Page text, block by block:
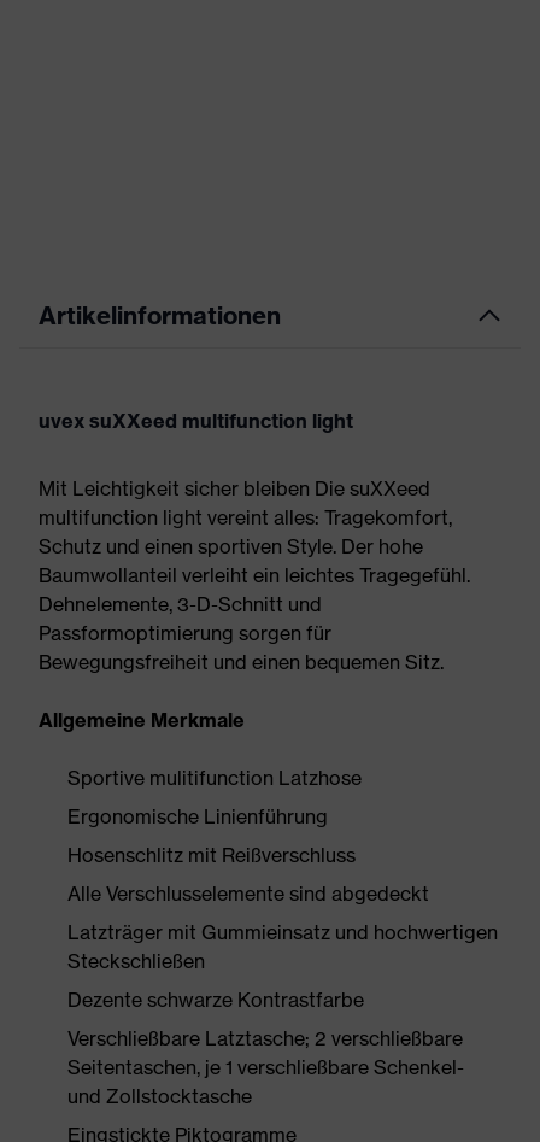
Artikelinformationen
uvex suXXeed multifunction light
Mit Leichtigkeit sicher bleiben Die suXXeed
multifunction light vereint alles: Tragekomfort,
Schutz und einen sportiven Style. Der hohe
Baumwollanteil verleiht ein leichtes Tragegefühl.
Dehnelemente, 3-D-Schnitt und
Passformoptimierung sorgen für
Bewegungsfreiheit und einen bequemen Sitz.
Allgemeine Merkmale
Sportive mulitifunction Latzhose
Ergonomische Linienführung
Hosenschlitz mit Reißverschluss
Alle Verschlusselemente sind abgedeckt
Latzträger mit Gummieinsatz und hochwertigen
Steckschließen
Dezente schwarze Kontrastfarbe
Verschließbare Latztasche; 2 verschließbare
Seitentaschen, je 1 verschließbare Schenkel-
und Zollstocktasche
Eingstickte Piktogramme